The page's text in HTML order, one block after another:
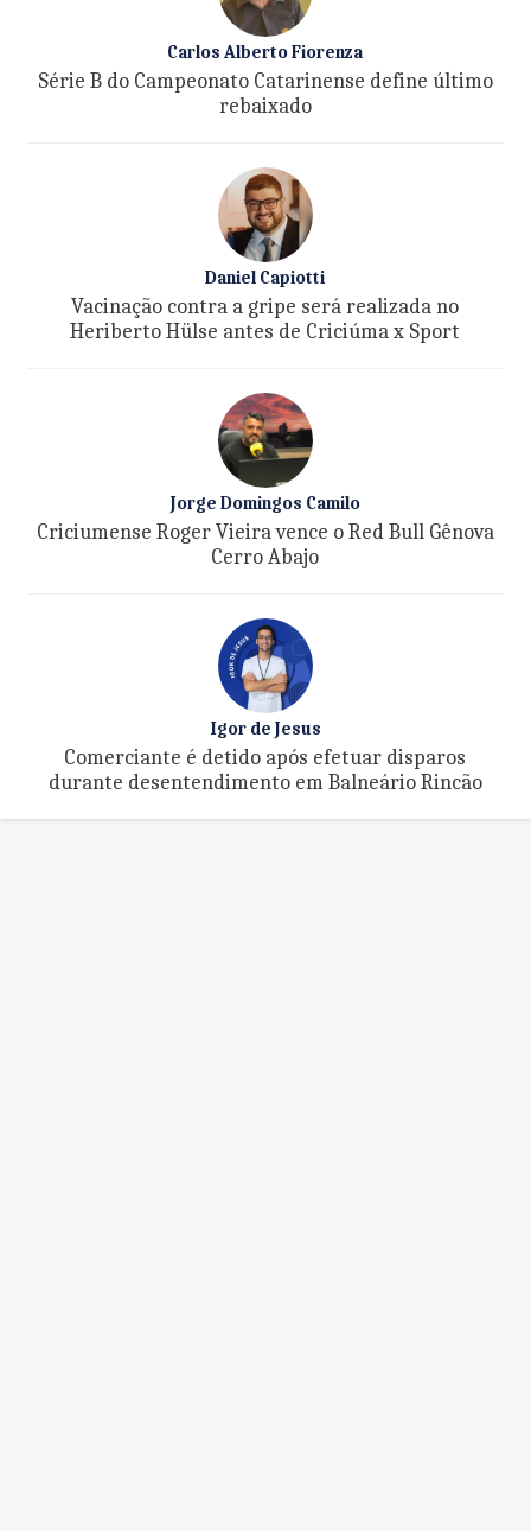
Carlos Alberto Fiorenza
Série B do Campeonato Catarinense define último
rebaixado
Daniel Capiotti
Vacinação contra a gripe será realizada no
Heriberto Hülse antes de Criciúma x Sport
Jorge Domingos Camilo
Criciumense Roger Vieira vence o Red Bull Gênova
Cerro Abajo
Igor de Jesus
Comerciante é detido após efetuar disparos
durante desentendimento em Balneário Rincão